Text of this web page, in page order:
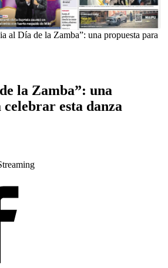
al Día de la Zamba”: una propuesta para
la Zamba”: una
esta danza